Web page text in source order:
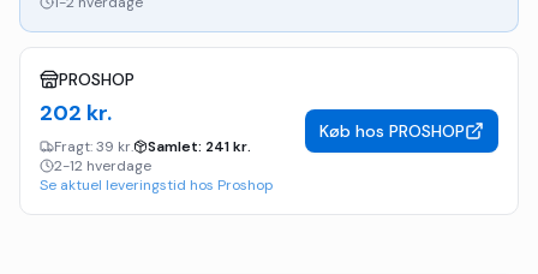
PROSHOP
202 kr.
Fragt:39 kr. Samlet: 241kr.
2-12 hverdage
Se aktuel leveringstid hos Proshop
Køb hos PROSHOP